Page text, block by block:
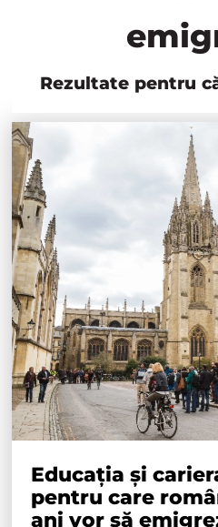
Rezultate pentru
Educația și
pentru care
ani vor să